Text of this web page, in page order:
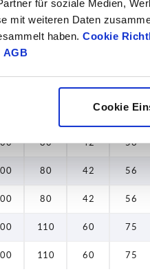
für soziale Medien,
mit weiteren Daten
haben. Cookie
AGB
Cookie
35 45
56
80 42 56
80 42 56
80 42 56
110 60 75
110 60 75